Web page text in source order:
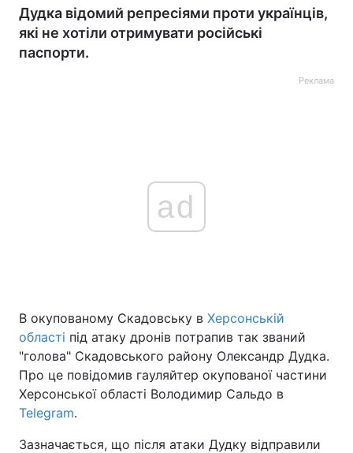
Дудка відомий репресіями проти українців,
які не хотіли отримувати російські
паспорти.
Реклама
ad
В окупованому Скадовську в Херсонській
області під атаку дронів потрапив так званий
"голова" Скадовського району Олександр Дудка.
Про це повідомив гауляйтер окупованої частини
Херсонської області Володимир Сальдо в
Telegram.
Зазначається, що після атаки Дудку відправили